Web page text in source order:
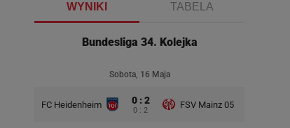
WYNIKI TABELA
Bundesliga 34. Kolejka
Sobota, 16 Maja
FC Heidenheim 0 : 2
0 : 2
FSV Mainz 05